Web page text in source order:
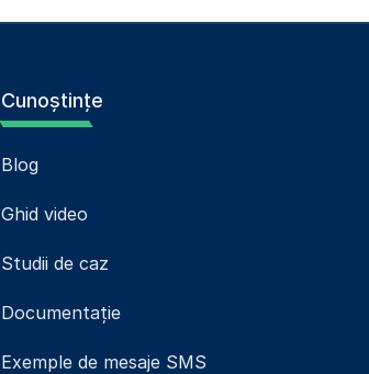
Cunoștințe
Blog
Ghid video
Studii de caz
Documentație
Exemple de mesaje SMS